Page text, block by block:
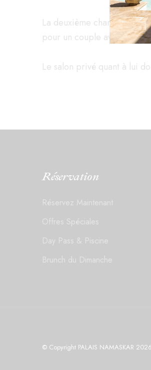
La deuxième chambre
pour un couple avec deux
Le salon privé quant à lui
Réservation
Réservez Maintenant
Offres Spéciales
Day Pass & Piscine
Brunch du Dimanche
© Copyright PALAIS NAMASKAR